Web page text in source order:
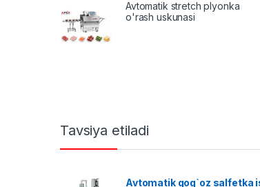
Avtomatik stretch plyonka
o'rash uskunasi
Tavsiya etiladi
Avtomatik qog`oz salfetka